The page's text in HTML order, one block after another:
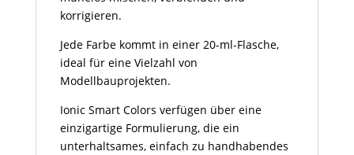
korrigieren.
Jede Farbe kommt in einer 20-ml-Flasche,
ideal für eine Vielzahl von
Modellbauprojekten.
Ionic Smart Colors verfügen über eine
einzigartige Formulierung, die ein
unterhaltsames, einfach zu handhabendes